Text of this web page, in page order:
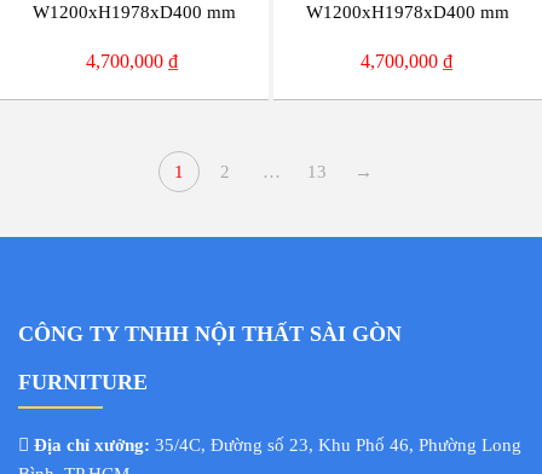
W1200xH1978xD400 mm
4,700,000₫
W1200xH1978xD400 mm
4,700,000 ₫
1 2 … 13 →
CÔNG TY TNHH NỘI THẤT SÀI GÒN
FURNITURE
Địa chỉ xưởng: 35/4C, Đường số 23, Khu Phố 46, Phường Long